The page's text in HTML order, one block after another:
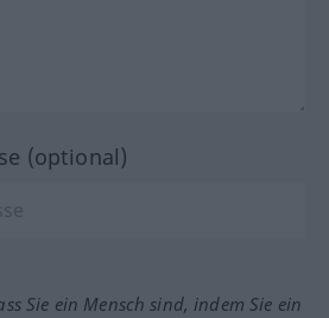
(optional)
Sie ein Mensch sind, indem Sie ein